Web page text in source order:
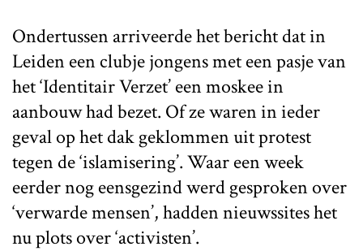
Ondertussen arriveerde het bericht dat in
Leiden een clubje jongens met een pasje van
het ‘Identitair Verzet’ een moskee in
aanbouw had bezet. Of ze waren in ieder
geval op het dak geklommen uit protest
tegen de ‘islamisering’. Waar een week
eerder nog eensgezind werd gesproken over
‘verwarde mensen’, hadden nieuwssites het
nu plots over ‘activisten’.